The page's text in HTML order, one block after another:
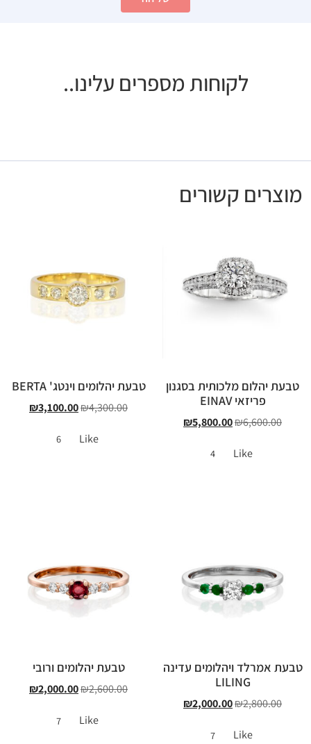
לקוחות מספרים עלינו..
מוצרים קשורים
טבעת יהלום מלכותית בסגנון
פריזאי EINAV
₪6,600.00
₪5,800.00
Like
4
טבעת יהלומים וינטג' BERTA
₪4,300.00
₪3,100.00
Like
6
טבעת אמרלד ויהלומים עדינה
LILING
₪2,800.00
₪2,000.00
Like
7
טבעת יהלומים ורובי
₪2,600.00
₪2,000.00
Like
7